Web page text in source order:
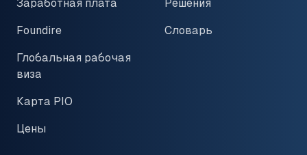
Заработная плата
Foundire
Глобальная рабочая
виза
Карта PIO
Цены
Решения
Словарь